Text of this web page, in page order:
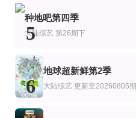
前浪第二季
亚克西！新疆还可以这样玩！
开始奏乐开始舞
余佳运,周震南,张星特
5
种地吧第四季
大陆综艺 第26期下
6
地球超新鲜第2季
大陆综艺 更新至20260805期